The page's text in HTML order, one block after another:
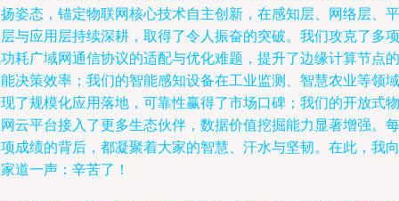
姿态，锚定物联网核心技术自主创新，在感知层、网络层、平
与应用层持续深耕，取得了令人振奋的突破。我们攻克了多项
耗广域网通信协议的适配与优化难题，提升了边缘计算节点的
决策效率；我们的智能感知设备在工业监测、智慧农业等领域
了规模化应用落地，可靠性赢得了市场口碑；我们的开放式物
云平台接入了更多生态伙伴，数据价值挖掘能力显著增强。每
成绩的背后，都凝聚着大家的智慧、汗水与坚韧。在此，我向
道一声：辛苦了！